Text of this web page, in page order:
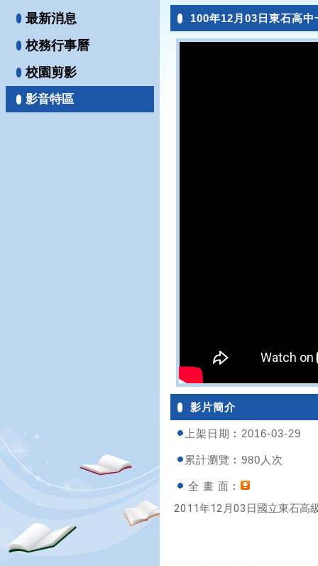
最新消息
校務行事曆
校園剪影
影音特區
100年12月03日東石高中
影片簡介
上架日期︰2016-03-29
累計瀏覽︰980人次
全 畫 面︰
2011年12月03日國立東石高